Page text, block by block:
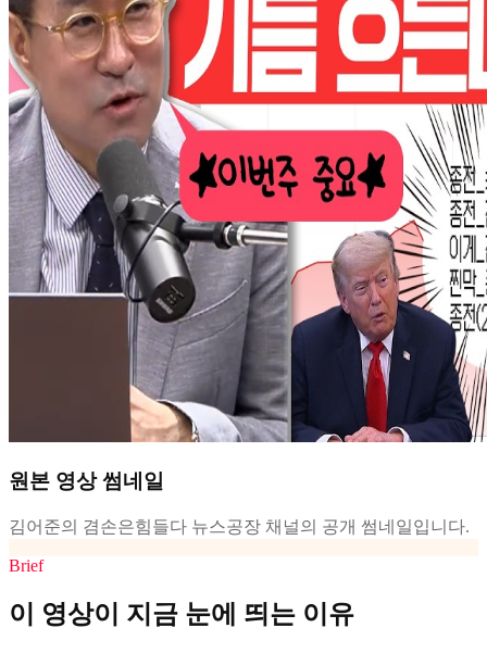
원본 영상 썸네일
김어준의 겸손은힘들다 뉴스공장 채널의 공개 썸네일입니다.
Brief
이 영상이 지금 눈에 띄는 이유